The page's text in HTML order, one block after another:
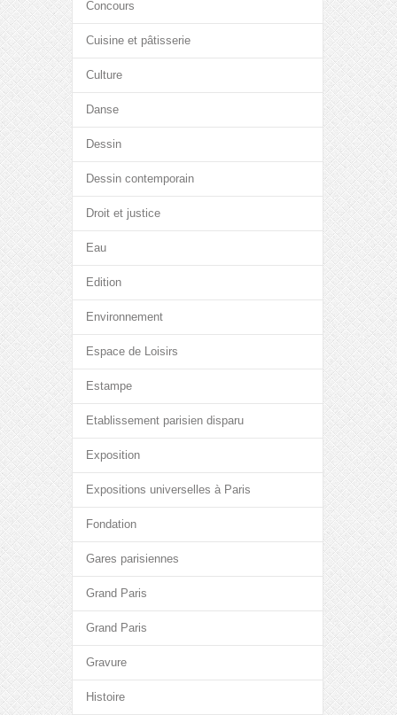
Concours
Cuisine et pâtisserie
Culture
Danse
Dessin
Dessin contemporain
Droit et justice
Eau
Edition
Environnement
Espace de Loisirs
Estampe
Etablissement parisien disparu
Exposition
Expositions universelles à Paris
Fondation
Gares parisiennes
Grand Paris
Grand Paris
Gravure
Histoire